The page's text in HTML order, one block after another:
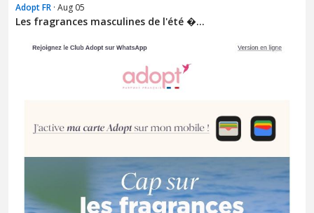
Adopt FR · Aug 05
Les fragrances masculines de l'été �...